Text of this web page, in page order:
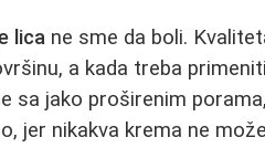
lica ne sme da boli.
a kada treba primeniti
sa jako proširenim
jer nikakva krema ne